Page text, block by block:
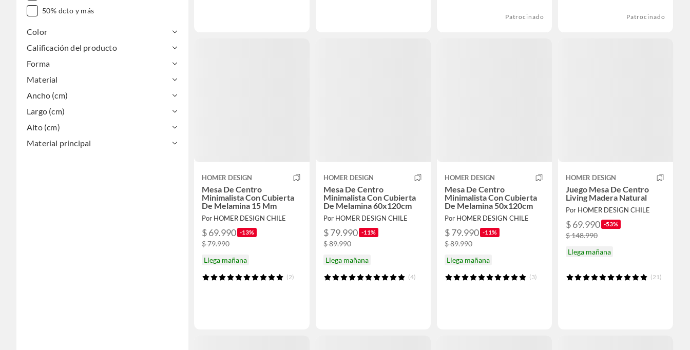
50% dcto y más
Color
Calificación del producto
Forma
Material
Ancho (cm)
Largo (cm)
Alto (cm)
Material principal
Patrocinado Patrocinado
HOMER DESIGN
Mesa De Centro
Minimalista Con Cubierta
De Melamina 15 Mm
Por HOMER DESIGN CHILE
$ 69.990 -13%
$ 79.990
Llega mañana
(2)
HOMER DESIGN
Mesa De Centro
Minimalista Con Cubierta
De Melamina 60x120cm
Por HOMER DESIGN CHILE
$ 79.990 -11%
$ 89.990
Llega mañana
(4)
HOMER DESIGN
Mesa De Centro
Minimalista Con Cubierta
De Melamina 50x120cm
Por HOMER DESIGN CHILE
$ 79.990 -11%
$ 89.990
Llega mañana
(3)
HOMER DESIGN
Juego Mesa De Centro
Living Madera Natural
Por HOMER DESIGN CHILE
$ 69.990 -53%
$ 148.990
Llega mañana
(21)